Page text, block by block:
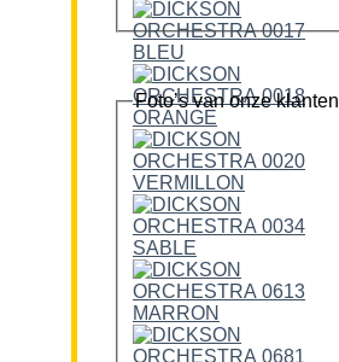
Foto’s van onze klanten